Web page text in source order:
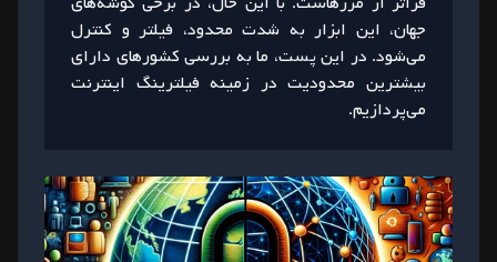
جهان، این ابزار به شدت محدود، فیلتر و کنترل
می‌شود. در این پست، ما به بررسی کشورهای دارای
بیشترین محدودیت در زمینه فیلترینگ اینترنت
می‌پردازیم.